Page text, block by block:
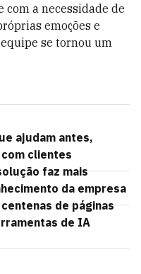
a necessidade de
emoções e
se tornou um
ajudam antes,
clientes
faz mais
da empresa
de páginas
de IA